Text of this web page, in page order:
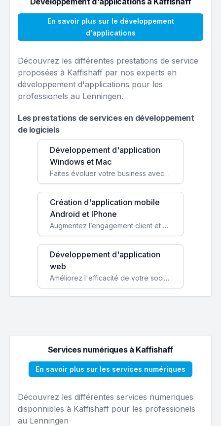
En savoir plus sur le développement
d'applications
Découvrez les différentes prestations de service
proposées à Kaffishaff par nos experts en
développement d'applications pour les
professionels au Lenningen.
Les prestations de services en développement
de logiciels
Développement d'application
Windows et Mac
Faites évoluer votre business avec des solutions logicielles personnalisées, parfaitement adaptées à vos besoins spécifiques.
Création d'application mobile
Android et IPhone
Augmentez l’engagement client et simplifiez vos processus avec une application mobile sur mesure, disponible sur iOS et Android.
Développement d'application
web
Améliorez l'efficacité de votre société avec une application web personnalisée accessible partout et tout le temps.
Services numériques à Kaffishaff
En savoir plus sur les services numériques
Découvrez les différentes services numeriques
disponnibles à Kaffishaff pour les professionels
au Lenningen